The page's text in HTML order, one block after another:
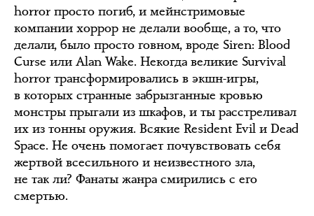
horror просто погиб, и мейнстримовые
компании хоррор не делали вообще, а то, что
делали, было просто говном, вроде Siren: Blood
Curse или Alan Wake. Некогда великие Survival
horror трансформировались в экшн-игры,
в которых странные забрызганные кровью
монстры прыгали из шкафов, и ты расстреливал
их из тонны оружия. Всякие Resident Evil и Dead
Space. Не очень помогает почувствовать себя
жертвой всесильного и неизвестного зла,
не так ли? Фанаты жанра смирились с его
смертью.